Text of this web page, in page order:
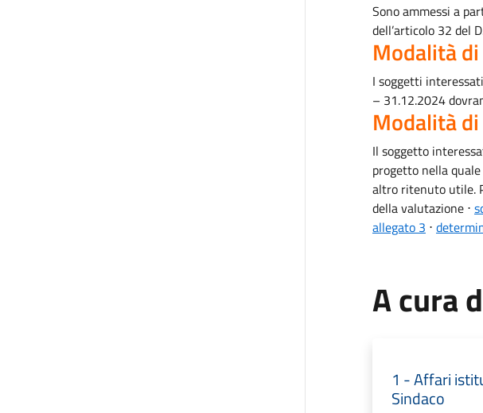
Sono ammessi a
dell’articolo 32 del
Modalità
I soggetti
– 31.12.2024
Modalità
Il soggetto
progetto nella
altro ritenuto utile.
della valutazione ⋅
allegato 3 ⋅
A cura
1 - Affari
Sindaco